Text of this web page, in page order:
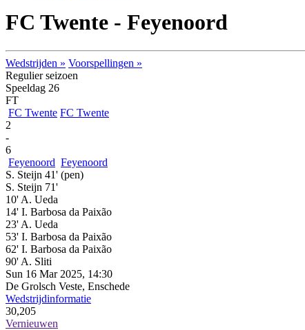
FC Twente - Feyenoord
Wedstrijden » Voorspellingen »
Regulier seizoen
Speeldag 26
FT
FC Twente FC Twente
2
-
6
Feyenoord Feyenoord
S. Steijn 41' (pen)
S. Steijn 71'
10' A. Ueda
14' I. Barbosa da Paixão
23' A. Ueda
53' I. Barbosa da Paixão
62' I. Barbosa da Paixão
90' A. Sliti
Sun 16 Mar 2025, 14:30
De Grolsch Veste, Enschede
Wedstrijdinformatie
30,205
Vernieuwen